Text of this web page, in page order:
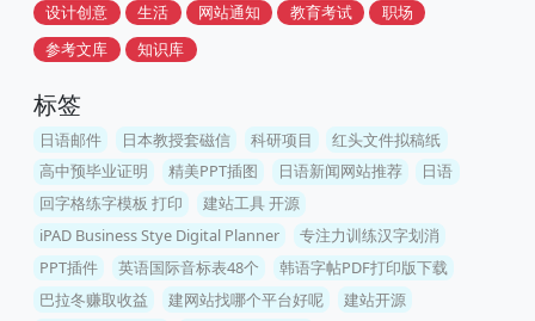
设计创意
生活 网站通知 教育考试
职场
参考文库
知识库
标签
日语邮件 日本教授套磁信 科研项目
红头文件拟稿纸
高中预毕业证明
精美PPT插图 日语新闻网站推荐
日语
回字格练字模板 打印
建站工具 开源
iPAD Business Stye Digital Planner
专注力训练汉字划消
PPT插件
英语国际音标表48个
韩语字帖PDF打印版下载
巴拉冬赚取收益
建网站找哪个平台好呢
建站开源